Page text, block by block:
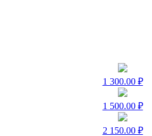
1 300.00 ₽
1 500.00 ₽
2 150.00 ₽